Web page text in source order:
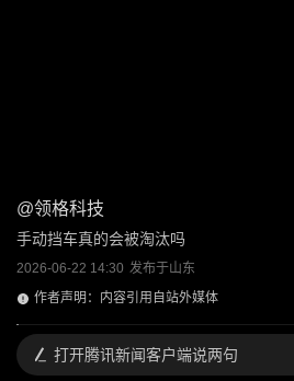
@领格科技
手动挡车真的会被淘汰吗
2026-06-22 14:30 发布于山东
作者声明：内容引用自站外媒体
打开腾讯新闻客户端说两句